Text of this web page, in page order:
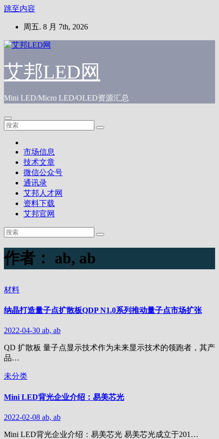
跳至内容
周五. 8 月 7th, 2026
艾邦LED网
Mini LED/Micro LED/OLED资源汇总
市场信息
技术文章
微信公众号
通讯录
艾邦人才网
资料下载
艾邦官网
作者： ab, ab
材料
纳晶打造量子点扩散板QDP N1.0系列推动量子点市场扩张
2022-04-30 ab, ab
QD 扩散板 量子点显示技术作为未来显示技术的领跑者，其产
品…
未分类
Mini LED背光企业介绍：易美芯光
2022-02-08 ab, ab
Mini LED背光企业介绍：易美芯光 易美芯光成立于201…